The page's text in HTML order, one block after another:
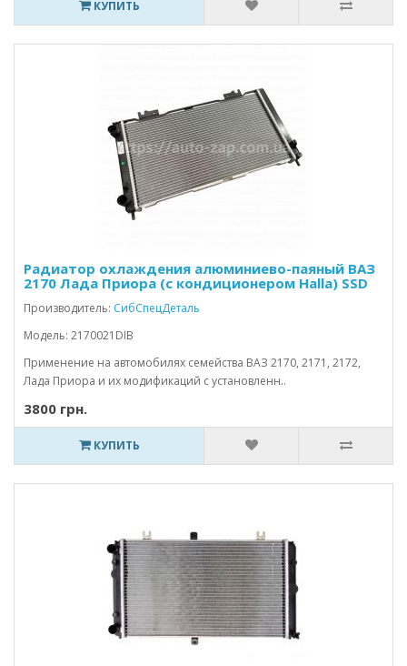
КУПИТЬ
Радиатор охлаждения алюминиево-паяный ВАЗ
2170 Лада Приора (с кондиционером Halla) SSD
Производитель: СибСпецДеталь
Модель: 2170021DIB
Применение на автомобилях семейства ВАЗ 2170, 2171, 2172,
Лада Приора и их модификаций с установленн..
3800 грн.
КУПИТЬ